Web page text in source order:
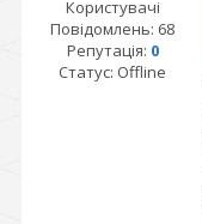
Користувачі
Повідомлень: 68
Репутація: 0
Статус: Offline